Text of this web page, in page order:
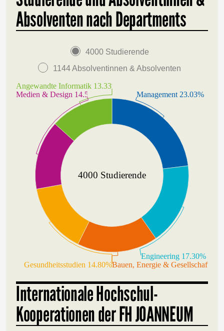
Absolventen nach Departments
4000 Studierende
1144 Absolventinnen & Absolventen
4000 Studierende
Management 23.03%
Engineering 17.30%
Bauen, Energie & Gesellschaft
Gesundheitsstudien 14.80%
Medien & Design 14.55%
Angewandte Informatik 13.33%
Internationale Hochschul-
Kooperationen der FH JOANNEUM